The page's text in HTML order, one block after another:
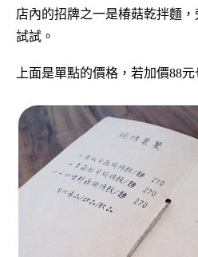
店內的招牌之一是椿菇乾拌麵
試試。
上面是單點的價格，若加價88元